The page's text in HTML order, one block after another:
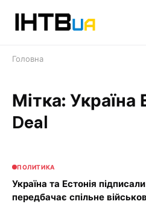
Головна
Мітка: Україна
Deal
ПОЛИТИКА
Україна та Естонія
передбачає спільне